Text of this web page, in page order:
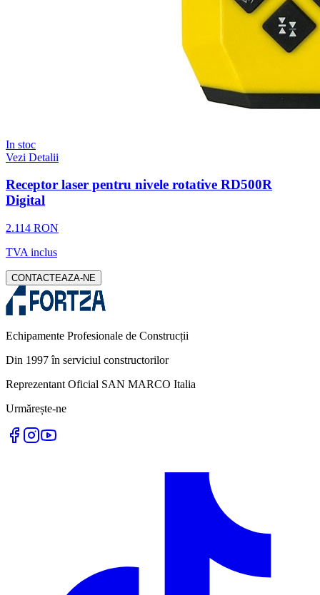
In stoc
Vezi Detalii
Receptor laser pentru nivele rotative RD500R
Digital
2.114 RON
TVA inclus
CONTACTEAZA-NE
Echipamente Profesionale de Construcții
Din 1997 în serviciul constructorilor
Reprezentant Oficial SAN MARCO Italia
Urmărește-ne